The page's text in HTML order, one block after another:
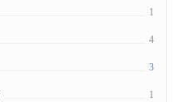
1
4
3
1